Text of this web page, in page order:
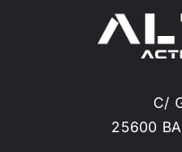
C/
25600